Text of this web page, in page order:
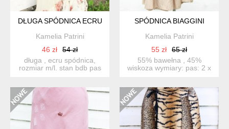
DŁUGA SPÓDNICA ECRU
Kamelia Patrini
46 zł
54 zł
długa , ecru spódnica,
rozmiar m/l. stan bdb pas
SPÓDNICA BIAGGINI
Kamelia Patrini
55 zł
65 zł
55% bawełna , 45%
wiskoza wymiary: pas: 2 x